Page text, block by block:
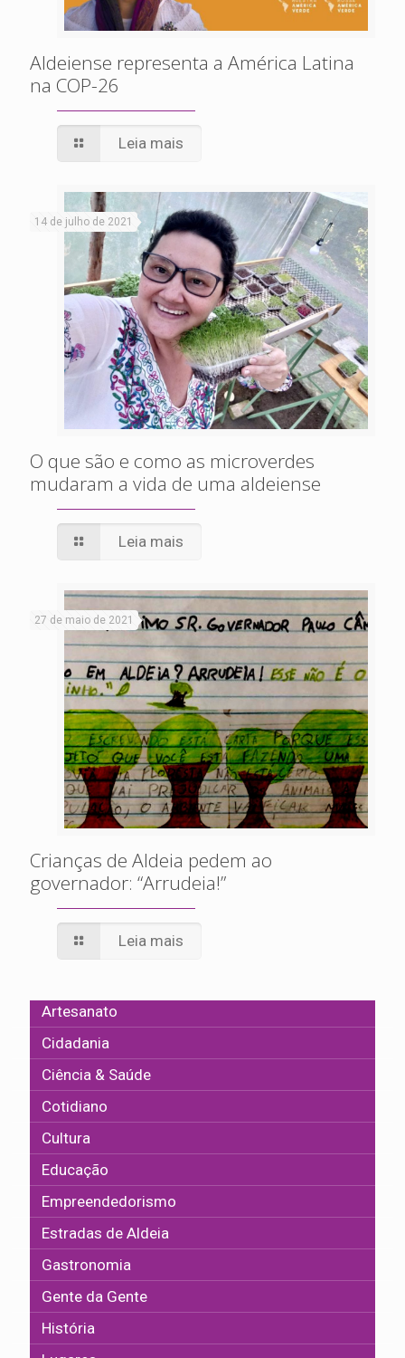
Aldeiense representa a América Latina
na COP-26
Leia mais
14 de julho de 2021
O que são e como as microverdes
mudaram a vida de uma aldeiense
Leia mais
27 de maio de 2021
Crianças de Aldeia pedem ao
governador: “Arrudeia!”
Leia mais
Artesanato
Cidadania
Ciência & Saúde
Cotidiano
Cultura
Educação
Empreendedorismo
Estradas de Aldeia
Gastronomia
Gente da Gente
História